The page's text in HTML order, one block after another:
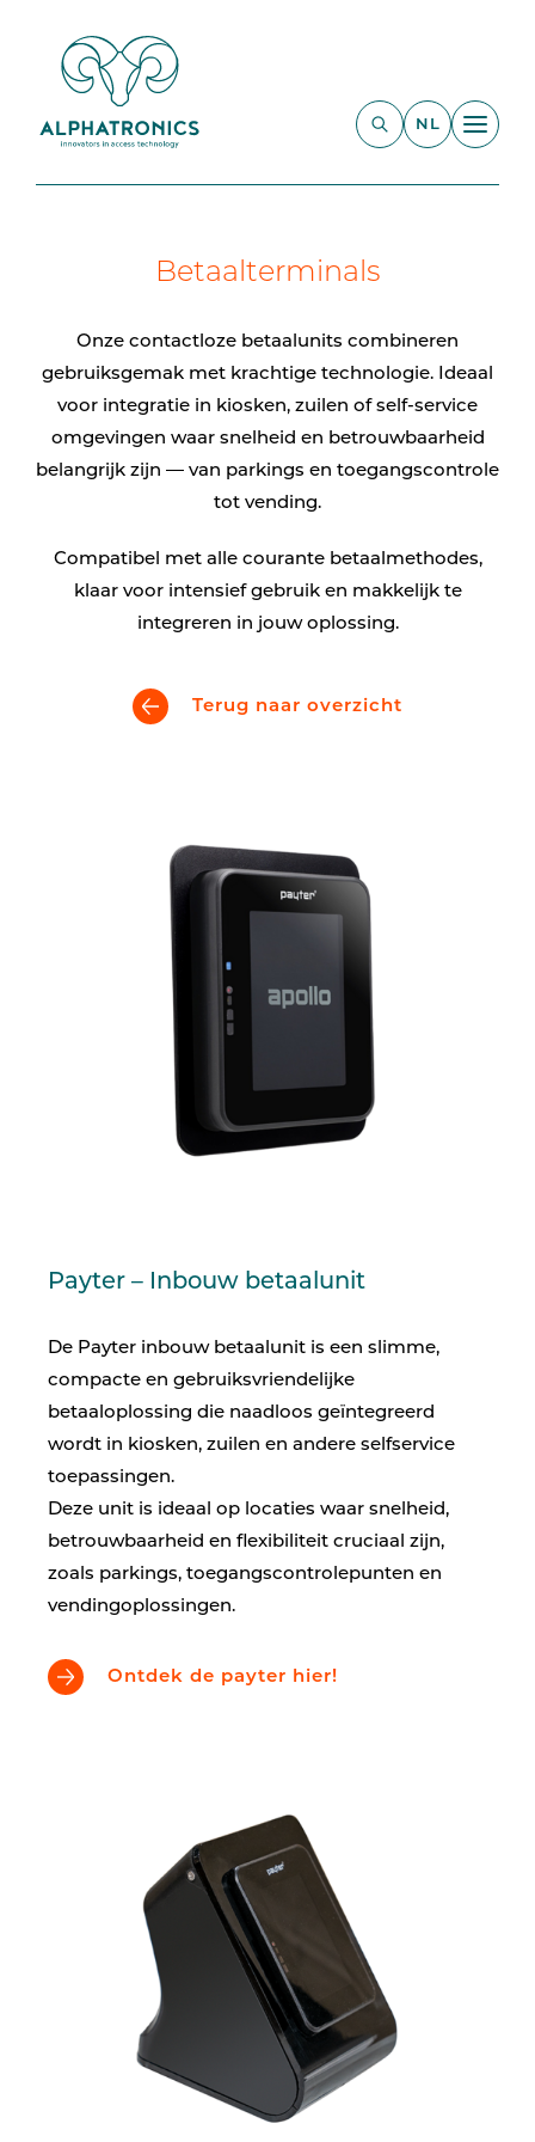
NL
Betaalterminals
Onze contactloze betaalunits combineren
gebruiksgemak met krachtige technologie. Ideaal
voor integratie in kiosken, zuilen of self-service
omgevingen waar snelheid en betrouwbaarheid
belangrijk zijn — van parkings en toegangscontrole
tot vending.
Compatibel met alle courante betaalmethodes,
klaar voor intensief gebruik en makkelijk te
integreren in jouw oplossing.
Terug naar overzicht
Payter – Inbouw betaalunit
De Payter inbouw betaalunit is een slimme,
compacte en gebruiksvriendelijke
betaaloplossing die naadloos geïntegreerd
wordt in kiosken, zuilen en andere selfservice
toepassingen.
Deze unit is ideaal op locaties waar snelheid,
betrouwbaarheid en flexibiliteit cruciaal zijn,
zoals parkings, toegangscontrolepunten en
vendingoplossingen.
Ontdek de payter hier!